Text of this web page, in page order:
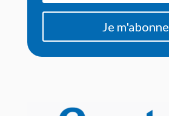
Je m'abonne